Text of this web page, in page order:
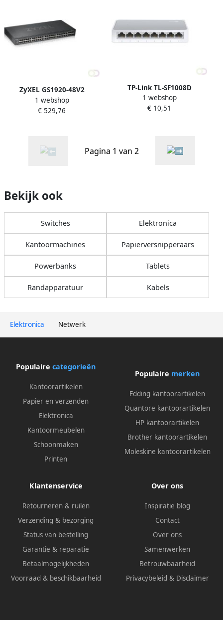
Elektronica Netwerk
ZyXEL GS1920-48V2
Managed Gigabit Ethernet
(10 100 1000) Zwart
1 webshop
€ 529,76
TP-Link TL-SF1008D
Unmanaged Fast Ethernet
(10 100) Wit (TL-SF1008D
1 webshop
€ 10,51
Pagina 1 van 2
Bekijk ook
Switches Elektronica
Kantoormachines Papierversnipperaars
Powerbanks Tablets
Randapparatuur Kabels
Populaire categorieën
Kantoorartikelen
Papier en verzenden
Elektronica
Kantoormeubelen
Schoonmaken
Printen
Populaire merken
Edding kantoorartikelen
Quantore kantoorartikelen
HP kantoorartikelen
Brother kantoorartikelen
Moleskine kantoorartikelen
Klantenservice
Retourneren & ruilen
Verzending & bezorging
Status van bestelling
Garantie & reparatie
Betaalmogelijkheden
Voorraad & beschikbaarheid
Over ons
Inspiratie blog
Contact
Over ons
Samenwerken
Betrouwbaarheid
Privacybeleid & Disclaimer